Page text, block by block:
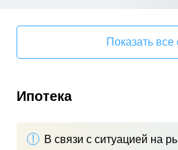
Показать
Ипотека
В связи с ситуацией на